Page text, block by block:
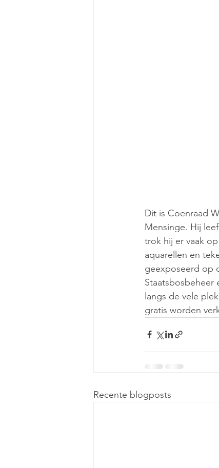
Dit is Coenraad
Mensinge. Hij
trok hij er vaak
aquarellen en
geexposeerd op
langs de vele
gratis worden
Recente blogposts